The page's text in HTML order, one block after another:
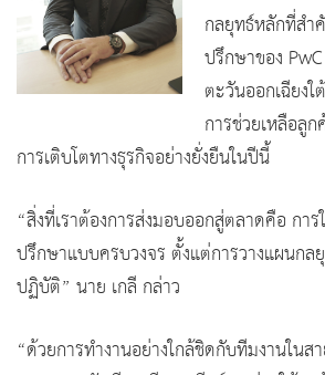
กลยุทธ์หลักที่ส
ปรึกษาของ
ตะวันออกเฉียง
การช่วยเหลือลู
การเติบโตทางธุรกิจอย่างยั่งยืนในปีนี้
“สิ่งที่เราต้องการส่งมอบออกสู่ตลาดคือ กา
ปรึกษาแบบครบวงจร ตั้งแต่การวางแผนกล
ปฏิบัติ” นาย เกลี กล่าว
“ด้วยการทำงานอย่างใกล้ชิดกับทีมงานใน